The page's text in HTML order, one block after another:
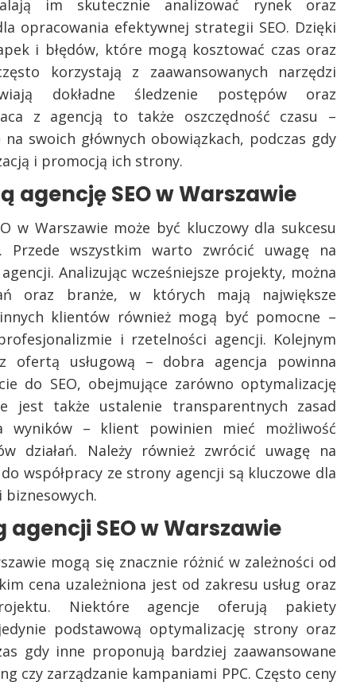
im skutecznie analizować rynek oraz
opracowania efektywnej strategii SEO. Dzięki
i błędów, które mogą kosztować czas oraz
korzystają z zaawansowanych narzędzi
dokładne śledzenie postępów oraz
z agencją to także oszczędność czasu –
swoich głównych obowiązkach, podczas gdy
i promocją ich strony.
agencję SEO w Warszawie
w Warszawie może być kluczowy dla sukcesu
Przede wszystkim warto zwrócić uwagę na
Analizując wcześniejsze projekty, można
oraz branże, w których mają największe
klientów również mogą być pomocne –
i rzetelności agencji. Kolejnym
ofertą usługową – dobra agencja powinna
do SEO, obejmujące zarówno optymalizację
jest także ustalenie transparentnych zasad
wyników – klient powinien mieć możliwość
działań. Należy również zwrócić uwagę na
współpracy ze strony agencji są kluczowe dla
biznesowych.
agencji SEO w Warszawie
mogą się znacznie różnić w zależności od
cena uzależniona jest od zakresu usług oraz
Niektóre agencje oferują pakiety
podstawową optymalizację strony oraz
gdy inne proponują bardziej zaawansowane
czy zarządzanie kampaniami PPC. Często ceny